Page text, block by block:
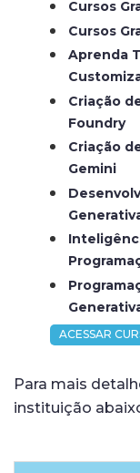
Cursos
Cursos
Aprenda
Criação
Foundry
Criação
Gemini
ACESSAR
Para mais
instituição